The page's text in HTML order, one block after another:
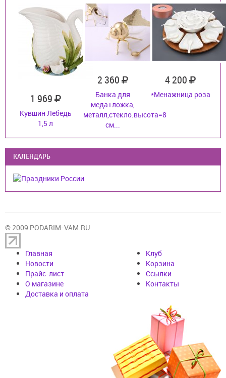
1 969
Кувшин Лебедь
1,5 л
2 360
Банка для
меда+ложка,
металл,стекло.высота=8
см...
4 200
*Менажница роза
КАЛЕНДАРЬ
© 2009 PODARIM-VAM.RU
Главная
Новости
Прайс-лист
О магазине
Доставка и оплата
Клуб
Корзина
Cсылки
Контакты